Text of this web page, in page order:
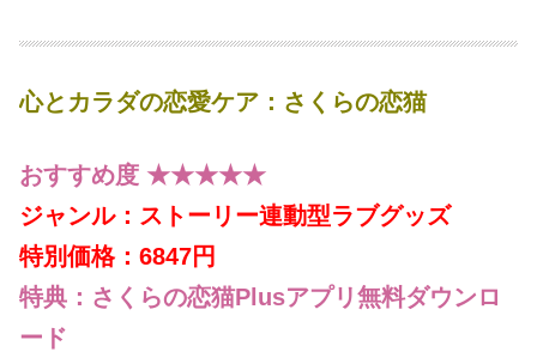
心とカラダの恋愛ケア：さくらの恋猫
おすすめ度 ★★★★★
ジャンル：ストーリー連動型ラブグッズ
特別価格：6847円
特典：さくらの恋猫Plusアプリ無料ダウンロ
ード